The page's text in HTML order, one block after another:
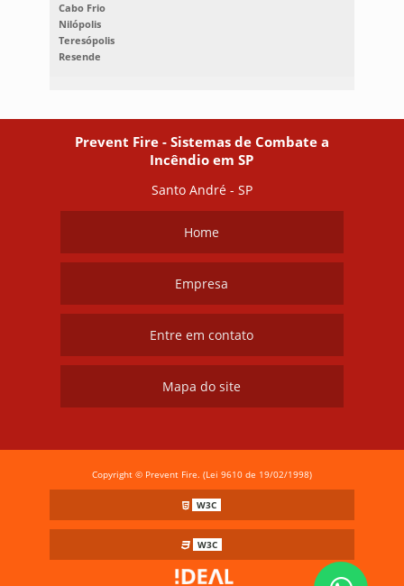
Cabo Frio
Nilópolis
Teresópolis
Resende
Prevent Fire - Sistemas de Combate a
Incêndio em SP
Santo André - SP
Home
Empresa
Entre em contato
Mapa do site
Copyright © Prevent Fire. (Lei 9610 de 19/02/1998)
W3C
W3C